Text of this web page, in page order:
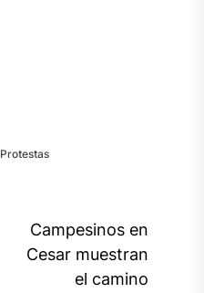
Protestas
Campesinos en
Cesar muestran
el camino